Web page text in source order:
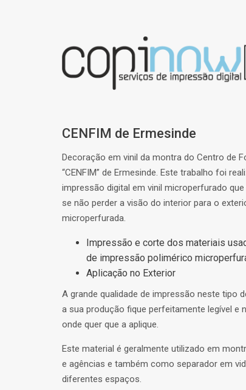
CENFIM de Ermesinde
Decoração em vinil da montra do Centro de
“CENFIM” de Ermesinde. Este trabalho foi
impressão digital em vinil microperfurado
se não perder a visão do interior para o
microperfurada.
Impressão e corte dos materiais
de impressão polimérico
Aplicação no Exterior
A grande qualidade de impressão neste tipo
a sua produção fique perfeitamente legível e
onde quer que a aplique.
Este material é geralmente utilizado em
e agências e também como separador em
diferentes espaços.